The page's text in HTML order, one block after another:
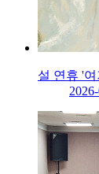
설 연휴 '